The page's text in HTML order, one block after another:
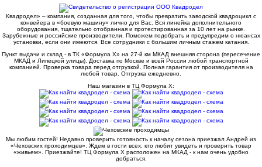
Квадродел» – компания, созданная для того, чтобы превратить заводской квадроцикл с
конвейера в «боевую машину» лично для Вас. Вся линейка дополнительного
оборудования, тщательно отобранная и протестированная за 10 лет на рынке.
Зарубежные и российские производители. Поможем подобрать и предупредим о нюансах
установки, если они имеются. Все сотрудники с большим личным стажем катания.
Пункт выдачи и склад - в ТК «Формула X» на 27-й км МКАД внешняя сторона (пересечение
МКАД и Липецкой улицы). Доставка по Москве и всей России любой транспортной
компанией. Проверка товара перед отгрузкой. Полная гарантия от производителя на
любой товар. Отгрузка ежедневно.
Наш магазин в ТЦ Формула Х:
Мы любим гостей! Недавно проверить готовность к началу сезона приезжал Андрей из
«Чеховских проходимцев». Ждем в гости всех, кто любит увидеть и проверить товар
«живьем». Приезжайте! ТЦ Формула Х расположен на МКАД - к нам очень удобно
добраться.